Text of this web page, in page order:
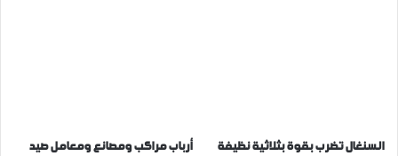
السنغال تضرب بقوة بثلاثية نظيفة
أرباب مراكب ومصانع ومعامل صيد